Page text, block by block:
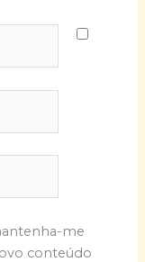
me
conteúdo